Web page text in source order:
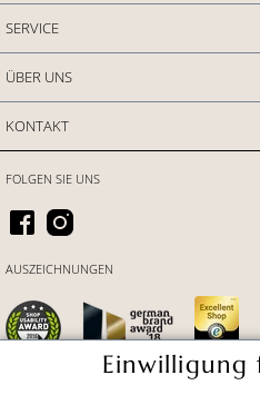
SERVICE
ÜBER UNS
KONTAKT
FOLGEN SIE UNS
AUSZEICHNUNGEN
Einwilligung